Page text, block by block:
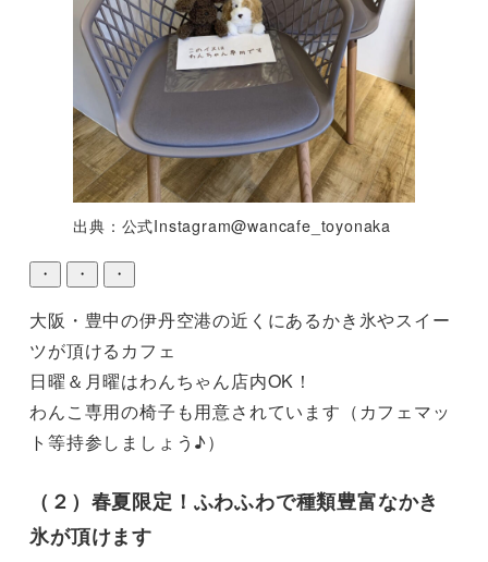
出典：公式Instagram@wancafe_toyonaka
・ ・ ・
大阪・豊中の伊丹空港の近くにあるかき氷やスイー
ツが頂けるカフェ
日曜＆月曜はわんちゃん店内OK！
わんこ専用の椅子も用意されています（カフェマッ
ト等持参しましょう♪）
（２）春夏限定！ふわふわで種類豊富なかき
氷が頂けます